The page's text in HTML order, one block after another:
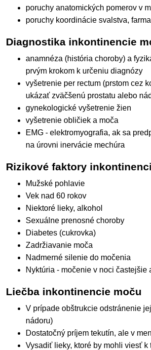
poruchy anatomických pomerov v
poruchy koordinácie svalstva,
Diagnostika inkontinencie
anamnéza (história choroby) a
prvým krokom k určeniu diagnózy
vyšetrenie per rectum (prstom cez
ukázať zväčšenú prostatu alebo
gynekologické vyšetrenie žien
vyšetrenie obličiek a moča
EMG - elektromyografia, ak sa
na úrovni inervácie mechúra
Rizikové faktory
Mužské pohlavie
Vek nad 60 rokov
Niektoré lieky, alkohol
Sexuálne prenosné choroby
Diabetes (cukrovka)
Zadržiavanie moča
Nadmerné silenie do močenia
Nyktúria - močenie v noci častejšie
Liečba inkontinencie moču
V prípade obštrukcie odstránenie
nádoru)
Dostatočný príjem tekutín, ale v
Vysadiť lieky, ktoré by mohli viesť k